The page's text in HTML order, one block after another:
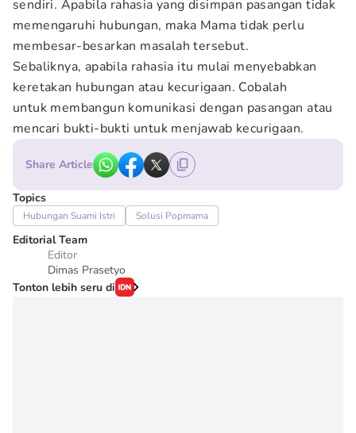
sendiri. Apabila rahasia yang disimpan pasangan tidak
memengaruhi hubungan, maka Mama tidak perlu
membesar-besarkan masalah tersebut.
Sebaliknya, apabila rahasia itu mulai menyebabkan
keretakan hubungan atau kecurigaan. Cobalah
untuk membangun komunikasi dengan pasangan atau
mencari bukti-bukti untuk menjawab kecurigaan.
Share Article
Topics
Hubungan Suami Istri Solusi Popmama
Editorial Team
Editor
Dimas Prasetyo
Tonton lebih seru di